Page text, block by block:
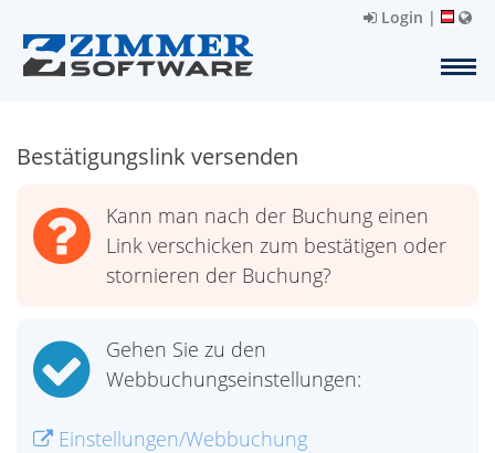
Login |
Bestätigungslink versenden
Kann man nach der Buchung einen
Link verschicken zum bestätigen oder
stornieren der Buchung?
Gehen Sie zu den
Webbuchungseinstellungen:
Einstellungen/Webbuchung